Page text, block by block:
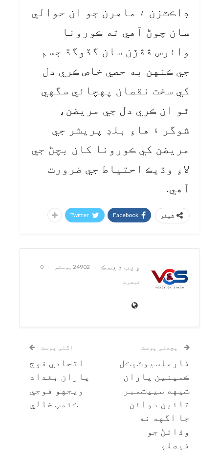
ڊاڪٽزن ۽ ماهرن جو ان حوالي
سان چوڻ آهي ته ڪورونا
وائرس ڦڦڙن سان گڏوگڏ جسم
جي ڪنهن به حصي خاص ڪري دل
کي سخت نقصان پهچائي سگهي
ٿو ان ڪري دل جي مريضن،
شوگر ۽ هاءِ بلڊ پريشر جي
مريضن کي ڪورونا کان بچڻ جي
لاءِ وڌيڪ احتياط جي ضرورت
آهي.
شیئر Facebook
Twitter
ويب ڊيسڪ 24902 پوسٹس
0
تبصرے
پچھلی پوسٹ
فارماسيوٽيڪل
ڪمپنين پاران
ٽيهه سيپٽمبر
تائين دوائن
جا اگهه نه
وڌائڻ جو
فيصلو
اگلی پوسٹ
اتحادي فوج
پاران بغداد
ويجهو فوجي
ڪئمپ خالي